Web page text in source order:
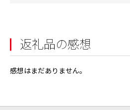
返礼品の感想
感想はまだありません。